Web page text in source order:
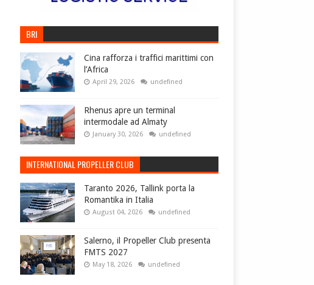
BRI
Cina rafforza i traffici marittimi con
l’Africa
April 29, 2026 undefined
Rhenus apre un terminal
intermodale ad Almaty
January 30, 2026 undefined
INTERNATIONAL PROPELLER CLUB
Taranto 2026, Tallink porta la
Romantika in Italia
August 04, 2026 undefined
Salerno, il Propeller Club presenta
FMTS 2027
May 18, 2026 undefined